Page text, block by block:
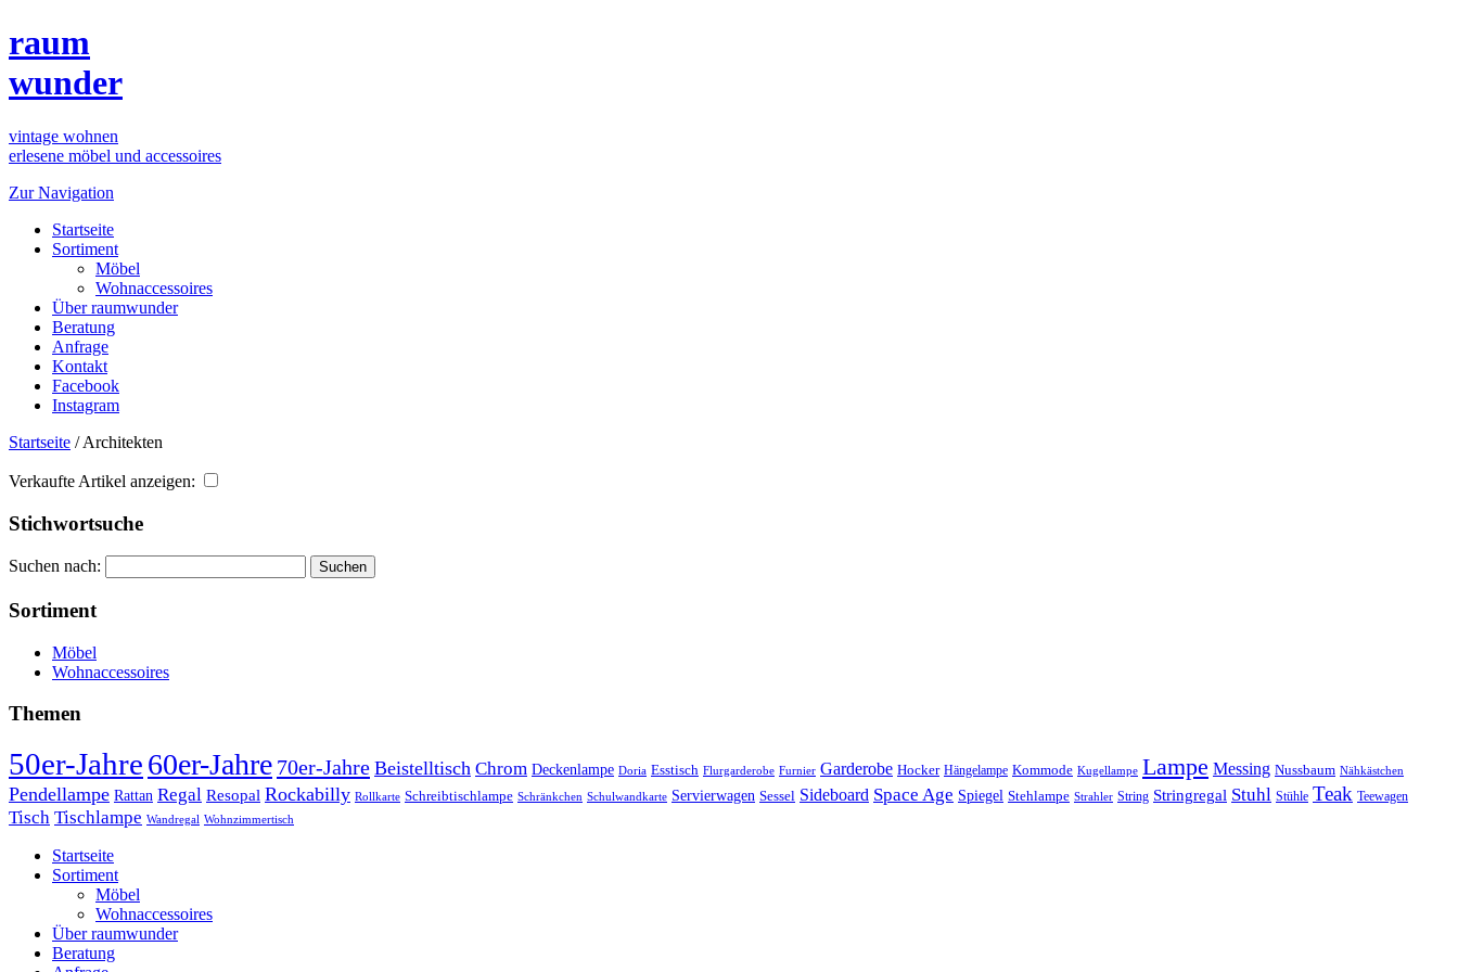
raum
wunder
vintage wohnen
erlesene möbel und accessoires
Zur Navigation
Startseite
Sortiment
Möbel
Wohnaccessoires
Über raumwunder
Beratung
Anfrage
Kontakt
Facebook
Instagram
Startseite /Architekten
Verkaufte Artikel anzeigen:
Stichwortsuche
Suchen nach:
Sortiment
Möbel
Wohnaccessoires
Themen
50er-Jahre60er-Jahre 70er-Jahre Beistelltisch Chrom Deckenlampe Doria Esstisch Flurgarderobe Furnier Garderobe Hocker Hängelampe Kommode Kugellampe Lampe Messing Nussbaum Nähkästchen
Pendellampe Rattan Regal Resopal Rockabilly Rollkarte Schreibtischlampe Schränkchen Schulwandkarte Servierwagen Sessel Sideboard Space Age Spiegel Stehlampe Strahler String Stringregal Stuhl Stühle Teak Teewagen
Tisch Tischlampe Wandregal Wohnzimmertisch
Startseite
Sortiment
Möbel
Wohnaccessoires
Über raumwunder
Beratung